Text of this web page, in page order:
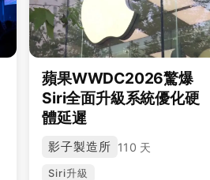
蘋果WWDC2026驚爆
Siri全面升級系統優化硬
體延遲
影子製造所 110 天
Siri升級